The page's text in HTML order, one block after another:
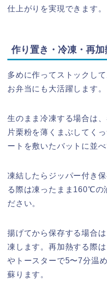
仕上がりを実現できます。
作り置き・冷凍・再
多めに作ってストックし
お弁当にも大活躍します。
生のまま冷凍する場合は
片栗粉を薄くまぶしてく
ートを敷いたバットに並べ
凍結したらジッパー付き
る際は凍ったまま160℃の
ださい。
揚げてから保存する場合
凍します。再加熱する際
やトースターで5〜7分温
蘇ります。